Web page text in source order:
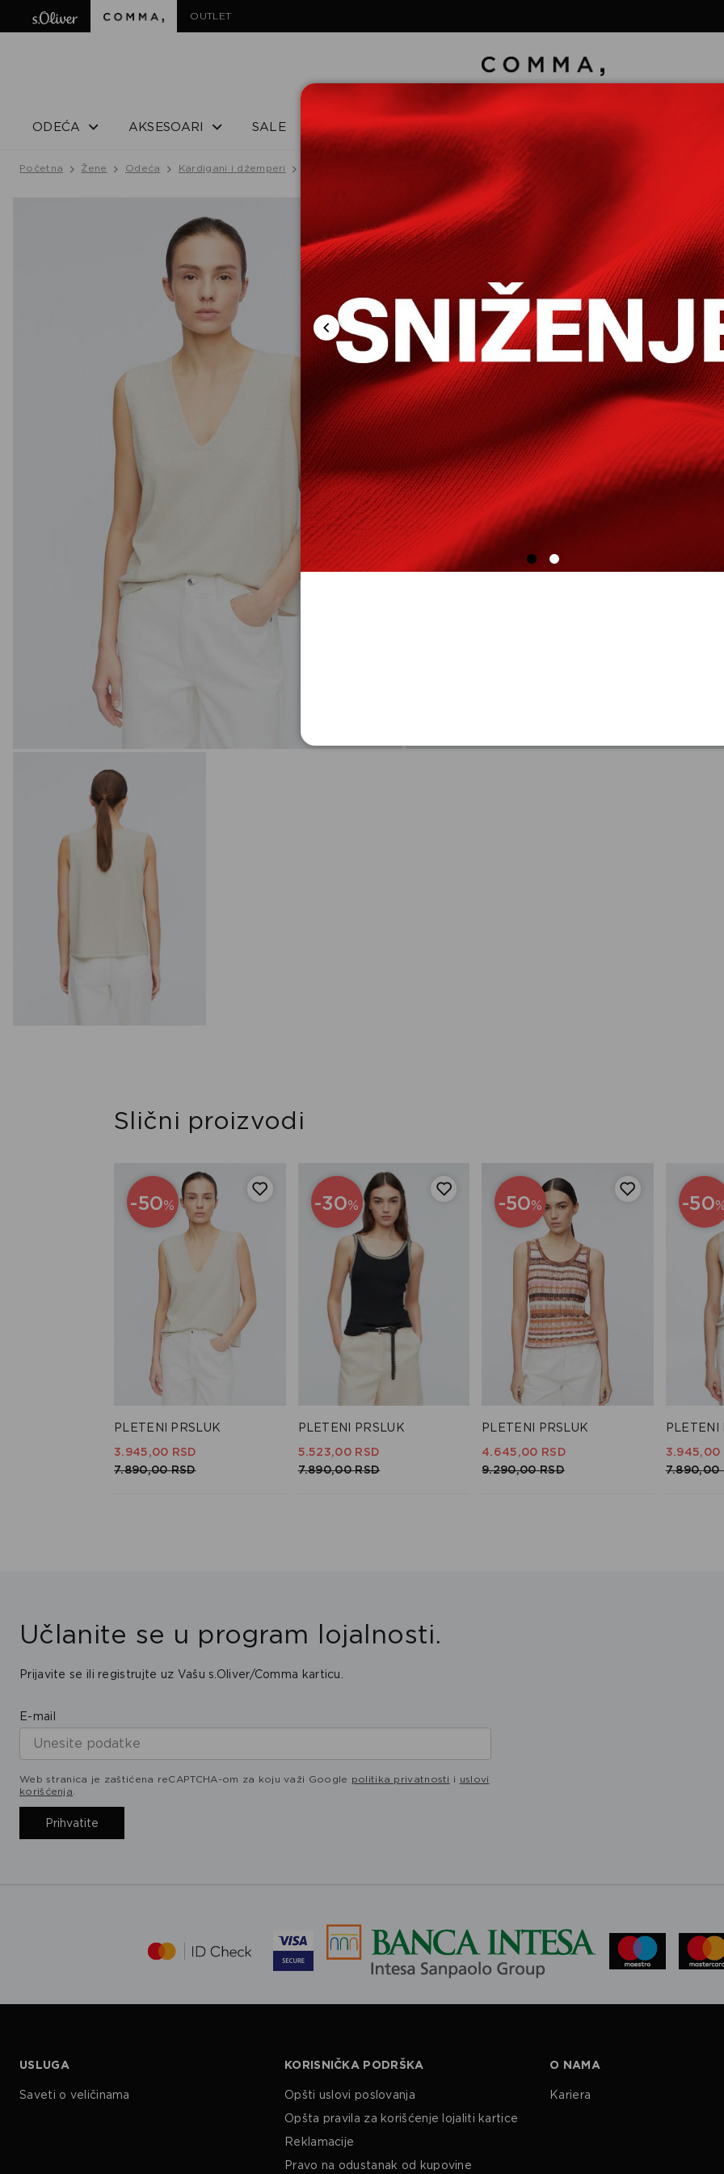
OUTLET
ODEĆA AKSESOARI SALE
Početna Žene Odeća Kardigani i džemperi
Slični proizvodi
-50%
PLETENI PRSLUK
3.945,00 RSD
7.890,00 RSD
-30%
PLETENI PRSLUK
5.523,00 RSD
7.890,00 RSD
-50%
PLETENI PRSLUK
4.645,00 RSD
9.290,00 RSD
-50
PLETENI
3.945,00
7.890,00
Učlanite se u program lojalnosti.
Prijavite se ili registrujte uz Vašu s.Oliver/Comma karticu.
E-mail
Web stranica je zaštićena reCAPTCHA-om za koju važi Google politika privatnosti i uslovi
korišćenja
Prihvatite
USLUGA
Saveti o veličinama
KORISNIČKA PODRŠKA
Opšti uslovi poslovanja
Opšta pravila za korišćenje lojaliti kartice
Reklamacije
Pravo na odustanak od kupovine
O NAMA
Kariera